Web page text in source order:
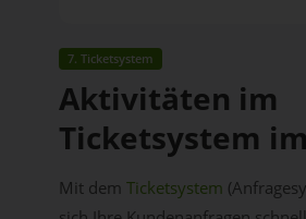
7. Ticketsystem
Aktivitäten im
Ticketsystem
Mit dem Ticketsystem